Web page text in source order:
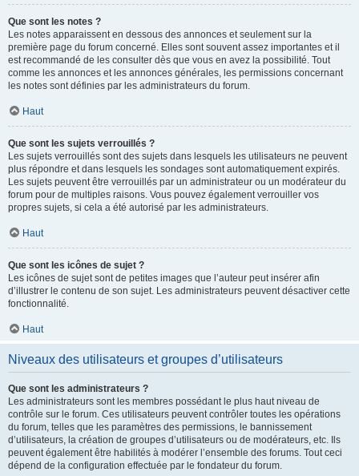
Que sont les notes ?
Les notes apparaissent en dessous des annonces et seulement sur la
première page du forum concerné. Elles sont souvent assez importantes et il
est recommandé de les consulter dès que vous en avez la possibilité. Tout
comme les annonces et les annonces générales, les permissions concernant
les notes sont définies par les administrateurs du forum.
Haut
Que sont les sujets verrouillés ?
Les sujets verrouillés sont des sujets dans lesquels les utilisateurs ne peuvent
plus répondre et dans lesquels les sondages sont automatiquement expirés.
Les sujets peuvent être verrouillés par un administrateur ou un modérateur du
forum pour de multiples raisons. Vous pouvez également verrouiller vos
propres sujets, si cela a été autorisé par les administrateurs.
Haut
Que sont les icônes de sujet ?
Les icônes de sujet sont de petites images que l’auteur peut insérer afin
d’illustrer le contenu de son sujet. Les administrateurs peuvent désactiver cette
fonctionnalité.
Haut
Niveaux des utilisateurs et groupes d’utilisateurs
Que sont les administrateurs ?
Les administrateurs sont les membres possédant le plus haut niveau de
contrôle sur le forum. Ces utilisateurs peuvent contrôler toutes les opérations
du forum, telles que les paramètres des permissions, le bannissement
d’utilisateurs, la création de groupes d’utilisateurs ou de modérateurs, etc. Ils
peuvent également être habilités à modérer l’ensemble des forums. Tout ceci
dépend de la configuration effectuée par le fondateur du forum.